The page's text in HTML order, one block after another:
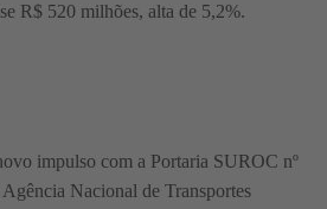
R$ 520 milhões, alta de 5,2%.
impulso com a Portaria SUROC nº
Nacional de Transportes